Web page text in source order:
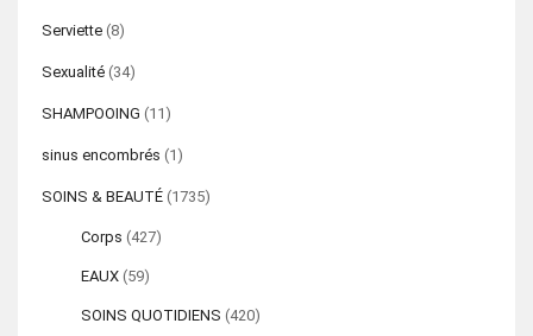
Serviette (8)
Sexualité (34)
SHAMPOOING (11)
sinus encombrés (1)
SOINS & BEAUTÉ (1735)
Corps (427)
EAUX (59)
SOINS QUOTIDIENS (420)